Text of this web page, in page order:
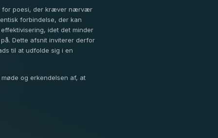
for poesi, der kræver nærvær
forbindelse, der kan
idet det minder
Dette afsnit inviterer derfor
til at udfolde sig i en
og erkendelsen af, at